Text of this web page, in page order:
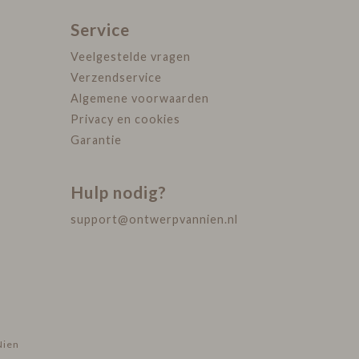
Service
Veelgestelde vragen
Verzendservice
Algemene voorwaarden
Privacy en cookies
Garantie
Hulp nodig?
support@ontwerpvannien.nl